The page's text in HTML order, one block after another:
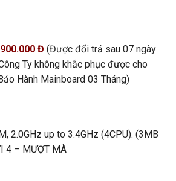
Đ (Được đổi trả sau 07 ngày
Ty không khắc phục được cho
Hành Mainboard 03 Tháng)
2.0GHz up to 3.4GHz (4CPU). (3MB
4 – MƯỢT MÀ